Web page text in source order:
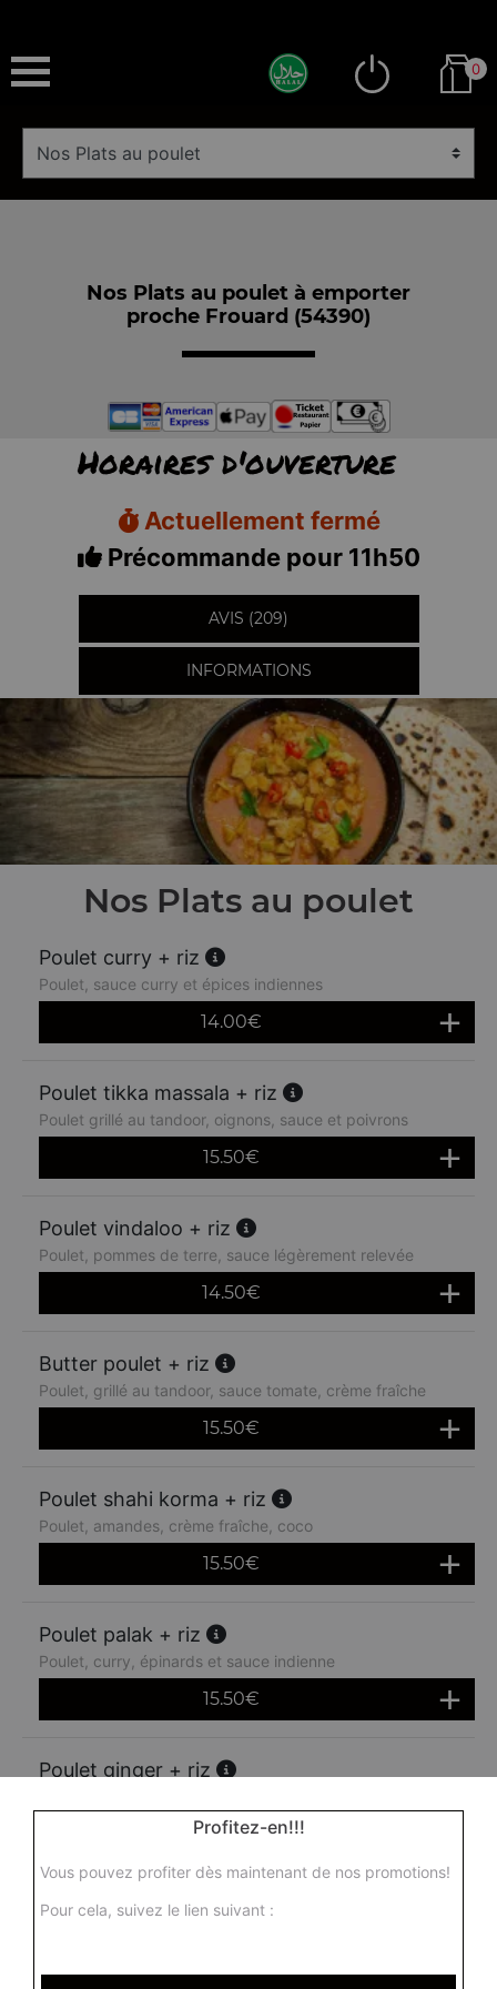
0
Nos Plats au poulet à emporter
proche Frouard (54390)
Horaires d'ouverture
Actuellement fermé
Précommande pour 11h50
AVIS (209)
INFORMATIONS
Nos Plats au poulet
Poulet curry + riz
Poulet, sauce curry et épices indiennes
14.00€
Poulet tikka massala + riz
Poulet grillé au tandoor, oignons, sauce et poivrons
15.50€
Poulet vindaloo + riz
Poulet, pommes de terre, sauce légèrement relevée
14.50€
Butter poulet + riz
Poulet, grillé au tandoor, sauce tomate, crème fraîche
15.50€
Poulet shahi korma + riz
Poulet, amandes, crème fraîche, coco
15.50€
Poulet palak + riz
Poulet, curry, épinards et sauce indienne
15.50€
Poulet ginger + riz
Profitez-en!!!
Vous pouvez profiter dès maintenant de nos promotions!
Pour cela, suivez le lien suivant :